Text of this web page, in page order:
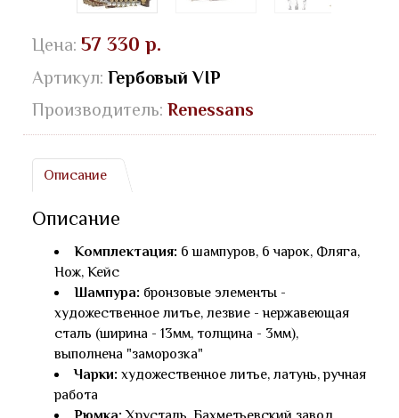
Цена: 57 330 р.
Артикул: Гербовый VIP
Производитель: Renessans
Описание
Описание
Комплектация: 6 шампуров, 6 чарок, Фляга,
Нож, Кейс
Шампура: бронзовые элементы -
художественное литье, лезвие - нержавеющая
сталь (ширина - 13мм, толщина - 3мм),
выполнена "заморозка"
Чарки: художественное литье, латунь, ручная
работа